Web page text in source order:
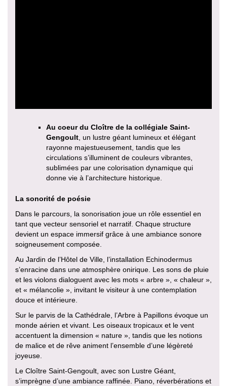
Au coeur du Cloître de la collégiale Saint-
Gengoult , un lustre géant lumineux et élégant
rayonne majestueusement, tandis que les
circulations s’illuminent de couleurs vibrantes,
sublimées par une colorisation dynamique qui
donne vie à l’architecture historique.
La sonorité de poésie
Dans le parcours, la sonorisation joue un rôle essentiel en
tant que vecteur sensoriel et narratif. Chaque structure
devient un espace immersif grâce à une ambiance sonore
soigneusement composée.
Au Jardin de l’Hôtel de Ville, l’installation Echinodermus
s’enracine dans une atmosphère onirique. Les sons de pluie
et les violons dialoguent avec les mots « arbre », « chaleur »,
et « mélancolie », invitant le visiteur à une contemplation
douce et intérieure.
Sur le parvis de la Cathédrale, l’Arbre à Papillons évoque un
monde aérien et vivant. Les oiseaux tropicaux et le vent
accentuent la dimension « nature », tandis que les notions
de malice et de rêve animent l’ensemble d’une légèreté
joyeuse.
Le Cloître Saint-Gengoult, avec son Lustre Géant,
s’imprègne d’une ambiance raffinée. Piano, réverbérations et